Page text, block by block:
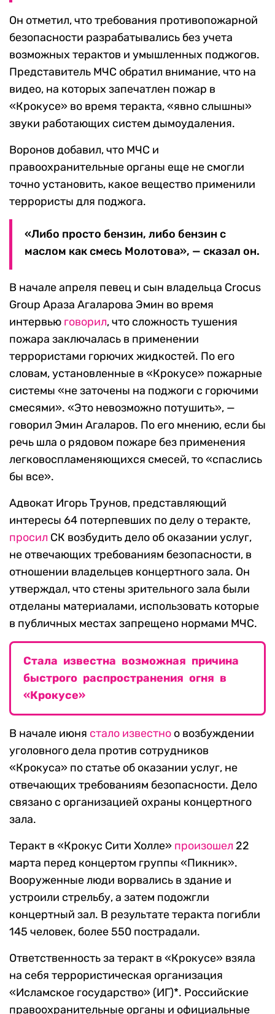
Он отметил, что требования противопожарной
безопасности разрабатывались без учета
возможных терактов и умышленных поджогов.
Представитель МЧС обратил внимание, что на
видео, на которых запечатлен пожар в
«Крокусе» во время теракта, «явно слышны»
звуки работающих систем дымоудаления.
Воронов добавил, что МЧС и
правоохранительные органы еще не смогли
точно установить, какое вещество применили
террористы для поджога.
«Либо просто бензин, либо бензин с
маслом как смесь Молотова», — сказал он.
В начале апреля певец и сын владельца Crocus
Group Араза Агаларова Эмин во время
интервью говорил, что сложность тушения
пожара заключалась в применении
террористами горючих жидкостей. По его
словам, установленные в «Крокусе» пожарные
системы «не заточены на поджоги с горючими
смесями». «Это невозможно потушить», —
говорил Эмин Агаларов. По его мнению, если бы
речь шла о рядовом пожаре без применения
легковоспламеняющихся смесей, то «спаслись
бы все».
Адвокат Игорь Трунов, представляющий
интересы 64 потерпевших по делу о теракте,
просил СК возбудить дело об оказании услуг,
не отвечающих требованиям безопасности, в
отношении владельцев концертного зала. Он
утверждал, что стены зрительного зала были
отделаны материалами, использовать которые
в публичных местах запрещено нормами МЧС.
Стала известна возможная причина
быстрого распространения огня в
«Крокусе»
В начале июня стало известно о возбуждении
уголовного дела против сотрудников
«Крокуса» по статье об оказании услуг, не
отвечающих требованиям безопасности. Дело
связано с организацией охраны концертного
зала.
Теракт в «Крокус Сити Холле» произошел 22
марта перед концертом группы «Пикник».
Вооруженные люди ворвались в здание и
устроили стрельбу, а затем подожгли
концертный зал. В результате теракта погибли
145 человек, более 550 пострадали.
Ответственность за теракт в «Крокусе» взяла
на себя террористическая организация
«Исламское государство» (ИГ)*. Российские
правоохранительные органы и официальные